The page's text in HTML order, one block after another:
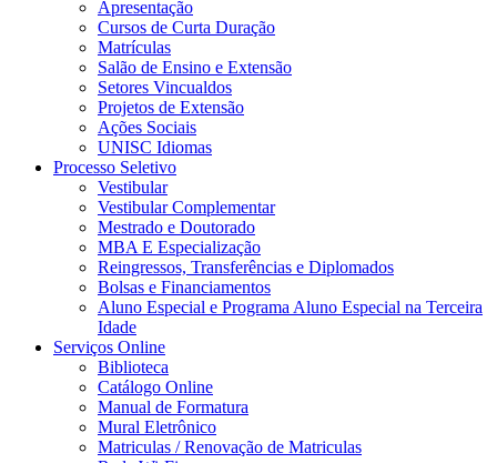
Apresentação
Cursos de Curta Duração
Matrículas
Salão de Ensino e Extensão
Setores Vincualdos
Projetos de Extensão
Ações Sociais
UNISC Idiomas
Processo Seletivo
Vestibular
Vestibular Complementar
Mestrado e Doutorado
MBA E Especialização
Reingressos, Transferências e Diplomados
Bolsas e Financiamentos
Aluno Especial e Programa Aluno Especial na Terceira
Idade
Serviços Online
Biblioteca
Catálogo Online
Manual de Formatura
Mural Eletrônico
Matriculas / Renovação de Matriculas